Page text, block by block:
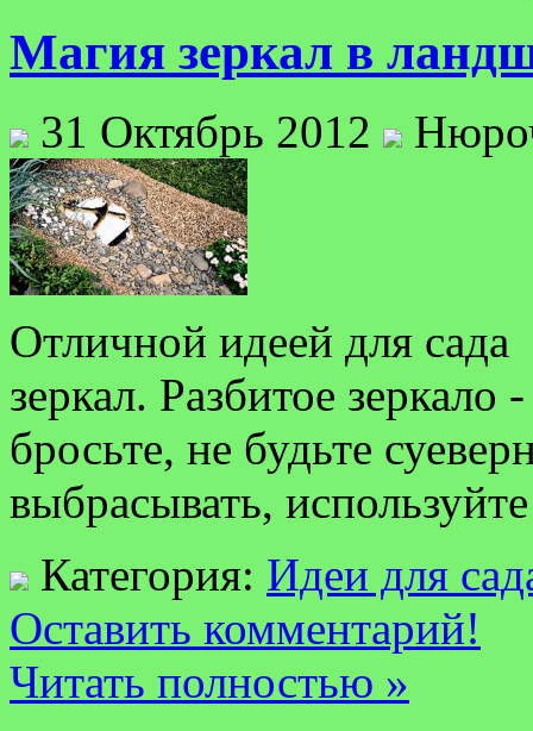
Магия зеркал в
31 Октябрь 2012
Отличной идеей для
зеркал. Разбитое
бросьте, не будьте
выбрасывать,
Категория: Идеи для
Оставить комментарий!
Читать полностью »